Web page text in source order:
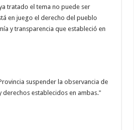
tratado el tema no puede ser
en juego el derecho del pueblo
y transparencia que estableció en
suspender la observancia de
derechos establecidos en ambas."